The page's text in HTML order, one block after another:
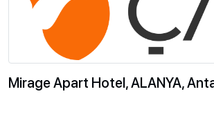
Mirage Apart Hotel, ALANYA,